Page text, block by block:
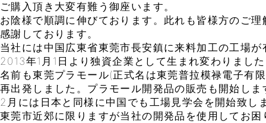
ご購入頂き大変有難う御座います。
お陰様で順調に伸びております。此れも皆様方のご
感謝しております。
当社には中国広東省東莞市長安鎮に来料加工の工場が
2013年1月1日より独資企業として生まれ変わりまし
名前も東莞プラモール(正式名は東莞普拉模禄電子有
再出発しました。プラモール開発品の販売も開始しま
2月には日本と同様に中国でも工場見学会を開始致し
東莞市近郊に限りますが当社の開発品を使用してお困